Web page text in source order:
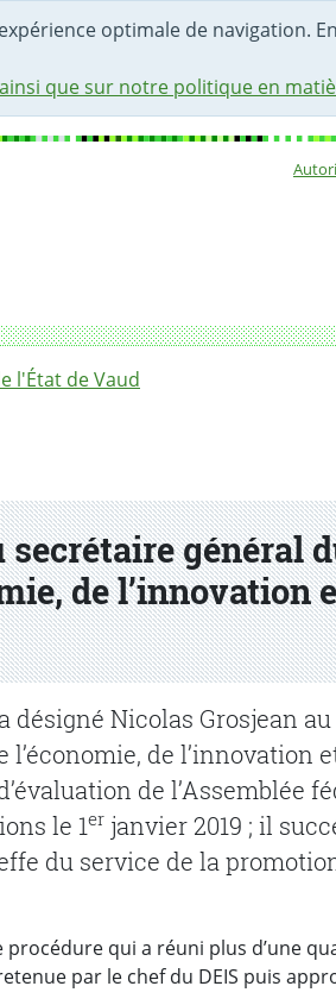
optimale de navigation.
que sur notre politique en
l'État de Vaudde l’économie, de
général
de l’innovation
désigné Nicolas Grosjean
de l’innovation
de l’Assemblée
le 1er janvier 2019 ; il
du service de la
procédure qui a réuni plus d’une
par le chef du DEIS puis